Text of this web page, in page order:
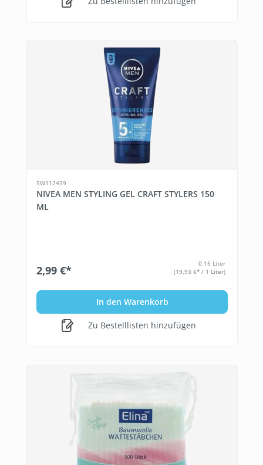
SW112439
NIVEA MEN STYLING GEL CRAFT STYLERS 150
ML
2,99 €*
0.15 Liter
(19,93 €* / 1 Liter)
In den Warenkorb
Zu Bestelllisten hinzufügen